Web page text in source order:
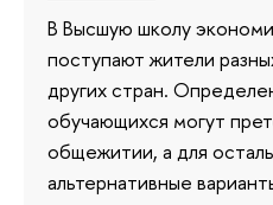
В Высшую школу
поступают жители
других стран.
обучающихся могут
общежитии, а для
альтернативные